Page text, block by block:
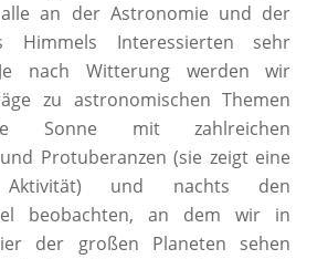
alle an der Astronomie und der
Himmels Interessierten sehr
nach Witterung werden wir
zu astronomischen Themen
Sonne mit zahlreichen
Protuberanzen (sie zeigt eine
Aktivität) und nachts den
beobachten, an dem wir in
der großen Planeten sehen